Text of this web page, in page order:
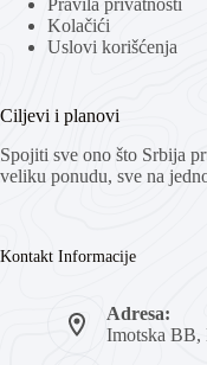
Pravila privatnosti
Kolačići
Uslovi korišćenja
Ciljevi i planovi
Spojiti sve ono što Srbija
veliku ponudu, sve na
Kontakt Informacije
Adresa:
Imotska BB,